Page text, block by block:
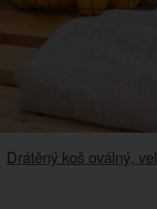
Drátěný koš oválný,